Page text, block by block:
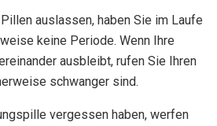
auslassen, haben Sie im Laufe
keine Periode. Wenn Ihre
ausbleibt, rufen Sie Ihren
schwanger sind.
vergessen haben, werfen